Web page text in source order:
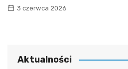
3 czerwca 2026
Aktualności